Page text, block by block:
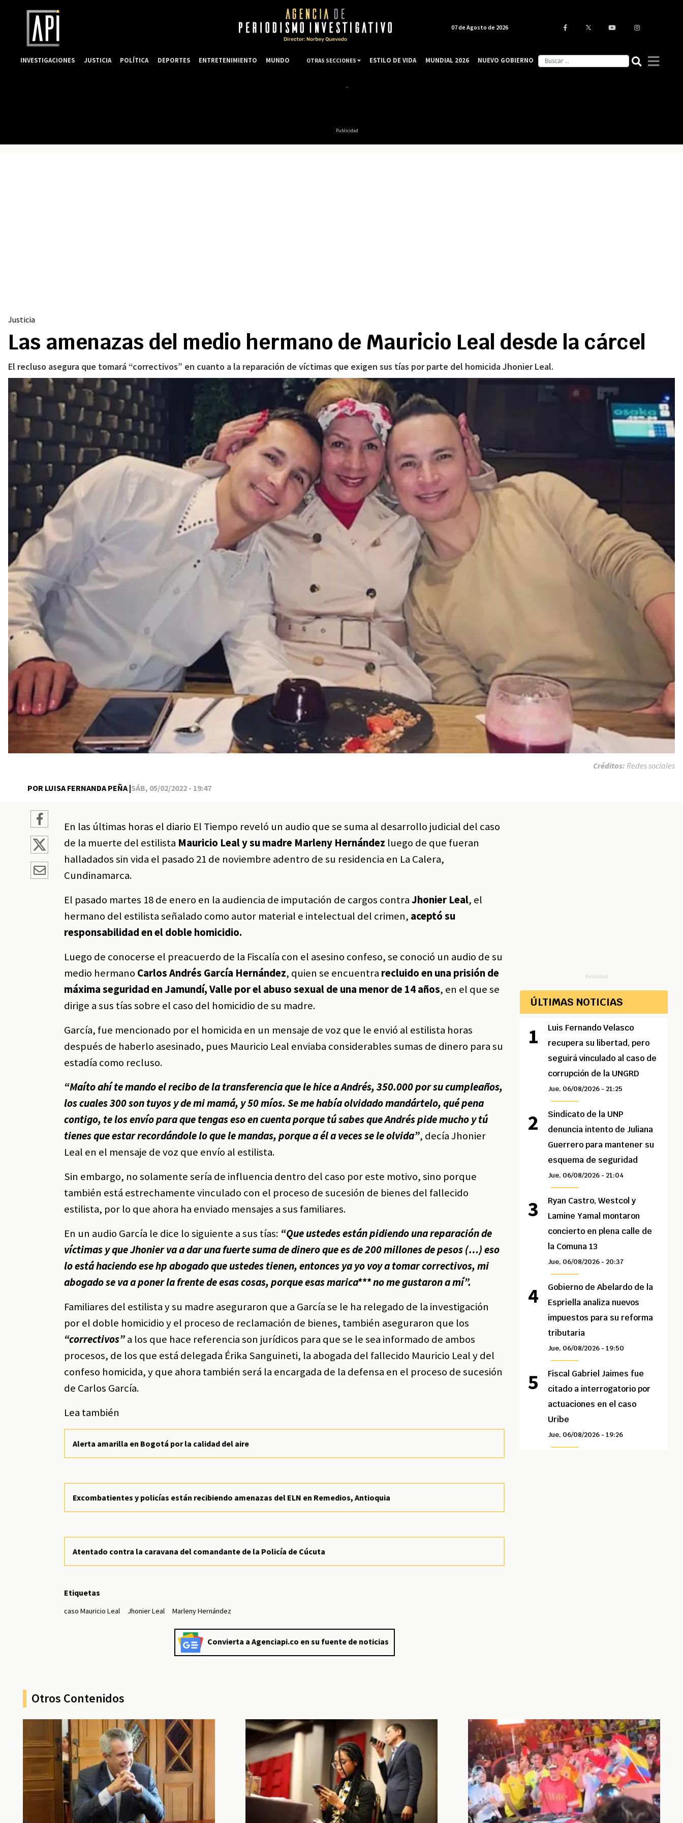
Publicidad
Justicia
Las amenazas del medio hermano de Mauricio Leal desde la cárcel
El recluso asegura que tomará “correctivos” en cuanto a la reparación de víctimas que exigen sus tías por parte del homicida Jhonier Leal.
POR LUISA FERNANDA PEÑA |SÁB, 05/02/2022 - 19:47
Créditos: Redes sociales
En las últimas horas el diario El Tiempo reveló un audio que se suma al desarrollo judicial del caso
de la muerte del estilista Mauricio Leal y su madre Marleny Hernández luego de que fueran
halladados sin vida el pasado 21 de noviembre adentro de su residencia en La Calera,
Cundinamarca.
El pasado martes 18 de enero en la audiencia de imputación de cargos contraJhonier Leal, el
hermano del estilista señalado como autor material e intelectual del crimen, aceptó su
responsabilidad en el doble homicidio.
Luego de conocerse el preacuerdo de la Fiscalía con el asesino confeso, se conoció un audio de su
medio hermano Carlos Andrés García Hernández, quien se encuentra recluido en una prisión de
máxima seguridad en Jamundí, Valle por el abuso sexual de una menor de 14 años, en el que se
dirige a sus tías sobre el caso del homicidio de su madre.
García, fue mencionado por el homicida en un mensaje de voz que le envió al estilista horas
después de haberlo asesinado, pues Mauricio Leal enviaba considerables sumas de dinero para su
estadía como recluso.
“Maíto ahí te mando el recibo de la transferencia que le hice a Andrés, 350.000 por su cumpleaños,
los cuales 300 son tuyos y de mi mamá, y 50 míos. Se me había olvidado mandártelo, qué pena
contigo, te los envío para que tengas eso en cuenta porque tú sabes que Andrés pide mucho y tú
tienes que estar recordándole lo que le mandas, porque a él a veces se le olvida”, decía Jhonier
Leal en el mensaje de voz que envío al estilista.
Sin embargo, no solamente sería de influencia dentro del caso por este motivo, sino porque
también está estrechamente vinculado con el proceso de sucesión de bienes del fallecido
estilista, por lo que ahora ha enviado mensajes a sus familiares.
En un audio García le dice lo siguiente a sus tías: “Que ustedes están pidiendo una reparación de
víctimas y que Jhonier va a dar una fuerte suma de dinero que es de 200 millones de pesos (…) eso
lo está haciendo ese hp abogado que ustedes tienen, entonces ya yo voy a tomar correctivos, mi
abogado se va a poner la frente de esas cosas, porque esas marica*** no me gustaron a mí”.
Familiares del estilista y su madre aseguraron que a García se le ha relegado de la investigación
por el doble homicidio y el proceso de reclamación de bienes, también aseguraron que los
“correctivos”a los que hace referencia son jurídicos para que se le sea informado de ambos
procesos, de los que está delegada Érika Sanguineti, la abogada del fallecido Mauricio Leal y del
confeso homicida, y que ahora también será la encargada de la defensa en el proceso de sucesión
de Carlos García.
Lea también
Alerta amarilla en Bogotá por la calidad del aire
Excombatientes y policías están recibiendo amenazas del ELN en Remedios, Antioquia
Atentado contra la caravana del comandante de la Policía de Cúcuta
Etiquetas
caso Mauricio Leal Jhonier Leal Marleny Hernández
Convierta a Agenciapi.co en su fuente de noticias
Publicidad
ÚLTIMAS NOTICIAS
Luis Fernando Velasco
recupera su libertad, pero
seguirá vinculado al caso de
corrupción de la UNGRD
Jue, 06/08/2026 - 21:25
Sindicato de la UNP
denuncia intento de Juliana
Guerrero para mantener su
esquema de seguridad
Jue, 06/08/2026 - 21:04
Ryan Castro, Westcol y
Lamine Yamal montaron
concierto en plena calle de
la Comuna 13
Jue, 06/08/2026 - 20:37
Gobierno de Abelardo de la
Espriella analiza nuevos
impuestos para su reforma
tributaria
Jue, 06/08/2026 - 19:50
Fiscal Gabriel Jaimes fue
citado a interrogatorio por
actuaciones en el caso
Uribe
Jue, 06/08/2026 - 19:26
Otros Contenidos
07 de Agosto de 2026
INVESTIGACIONES JUSTICIA POLÍTICA DEPORTES ENTRETENIMIENTO MUNDO OTRAS SECCIONES ESTILO DE VIDA MUNDIAL 2026 NUEVO GOBIERNO